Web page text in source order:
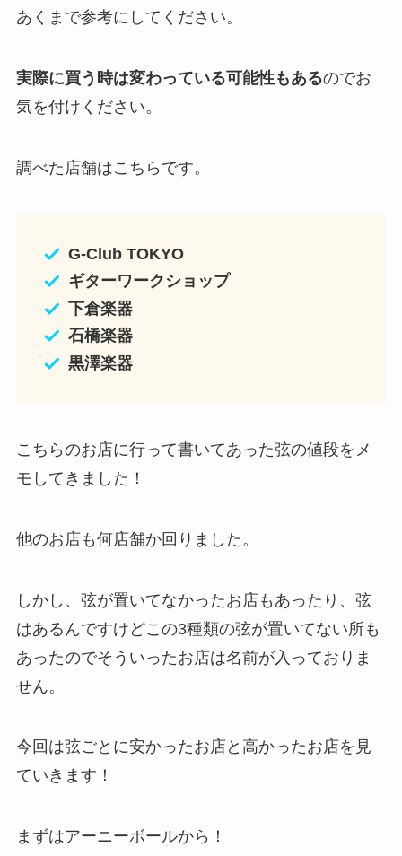
あくまで参考にしてください。
実際に買う時は変わっている可能性もあるのでお
気を付けください。
調べた店舗はこちらです。
G-Club TOKYO
ギターワークショップ
下倉楽器
石橋楽器
黒澤楽器
こちらのお店に行って書いてあった弦の値段をメ
モしてきました！
他のお店も何店舗か回りました。
しかし、弦が置いてなかったお店もあったり、弦
はあるんですけどこの3種類の弦が置いてない所も
あったのでそういったお店は名前が入っておりま
せん。
今回は弦ごとに安かったお店と高かったお店を見
ていきます！
まずはアーニーボールから！